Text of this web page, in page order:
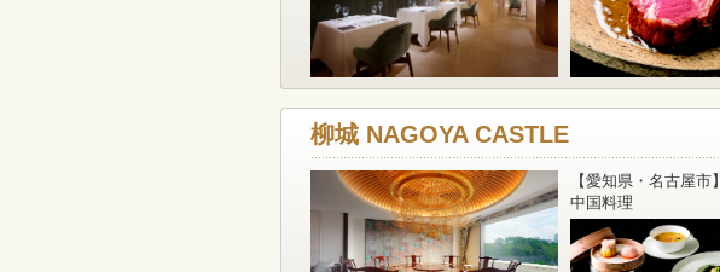
柳城 NAGOYA CASTLE
【愛知県・名古屋市】
中国料理